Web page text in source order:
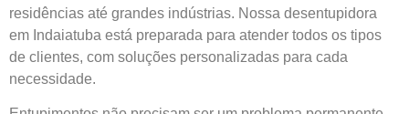
residências até grandes indústrias. Nossa desentupidora
em Indaiatuba está preparada para atender todos os tipos
de clientes, com soluções personalizadas para cada
necessidade.